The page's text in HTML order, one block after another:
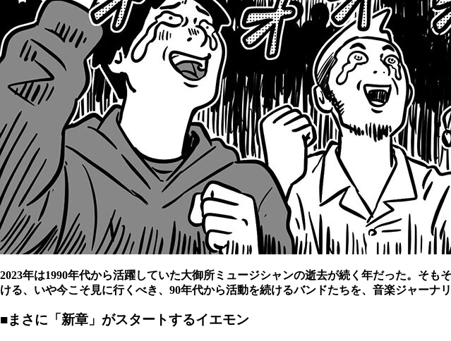
2023年は1990年代から活躍していた大御所ミュージシャンの逝去が続く年だった。そ
ける、いや今こそ見に行くべき、90年代から活動を続けるバンドたちを、音楽ジャーナ
■まさに「新章」がスタートするイエモン